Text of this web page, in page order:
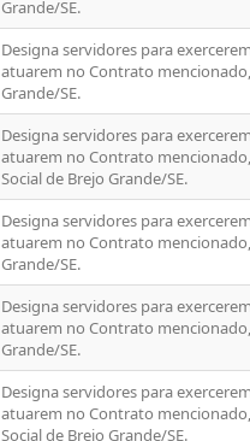
Grande/SE.
Designa servidores para
atuarem no Contrato
Grande/SE.
Designa servidores para
atuarem no Contrato
Social de Brejo Grande/SE.
Designa servidores para
atuarem no Contrato
Grande/SE.
Designa servidores para
atuarem no Contrato
Grande/SE.
Designa servidores para
atuarem no Contrato
Social de Brejo Grande/SE.